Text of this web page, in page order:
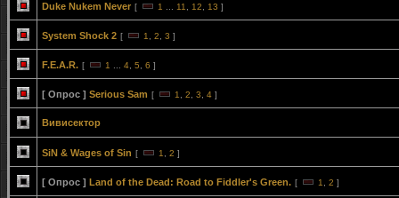
Duke Nukem Never [ 1 11 12 13 ]
System Shock 2 [ 1 2 3 ]
F.E.A.R. [ 1 4 5 6 ]
[ Опрос ] Serious Sam [ 1 2 3 4 ]
Вивисектор
SiN & Wages of Sin [ 1 2 ]
[ Опрос ] Land of the Dead: Road to Fiddler's Green. [ 1 2 ]